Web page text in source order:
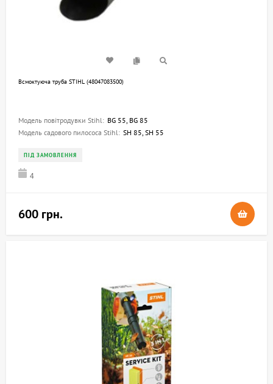
Всмоктуюча труба STIHL (48047083500)
Модель повітродувки Stihl: BG 55, BG 85
Модель садового пилососа Stihl: SH 85, SH 55
ПІД ЗАМОВЛЕННЯ
4
600 грн.